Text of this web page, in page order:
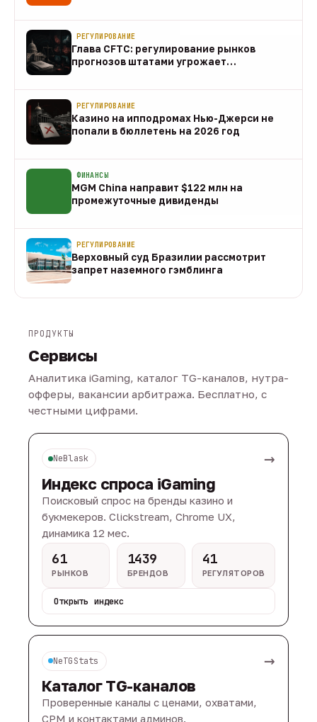
РЕГУЛИРОВАНИЕ
Глава CFTC: регулирование рынков
прогнозов штатами угрожает
РЕГУЛИРОВАНИЕ
Казино на ипподромах Нью-Джерси не
попали в бюллетень на 2026 год
ФИНАНСЫ
MGM China направит $122 млн на
промежуточные дивиденды
РЕГУЛИРОВАНИЕ
Верховный суд Бразилии рассмотрит
запрет наземного гэмблинга
ПРОДУКТЫ
Сервисы
Аналитика iGaming, каталог TG-каналов, нутра-
офферы, вакансии арбитража. Бесплатно, с
честными цифрами.
NeBlask →
Индекс спроса iGaming
Поисковый спрос на бренды казино и
букмекеров. Clickstream, Chrome UX,
динамика 12 мес.
61
РЫНКОВ
1439
БРЕНДОВ
41
РЕГУЛЯТОРОВ
Открыть индекс
NeTGStats →
Каталог TG-каналов
Проверенные каналы с ценами, охватами,
CPM и контактами админов.